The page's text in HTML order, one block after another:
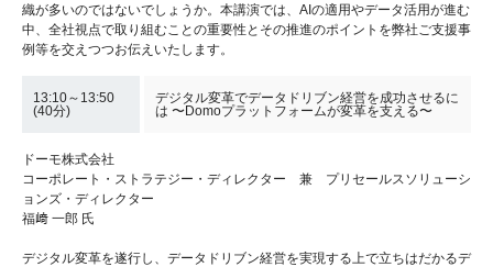
織が多いのではないでしょうか。本講演では、AIの適用やデータ活用が進む
中、全社視点で取り組むことの重要性とその推進のポイントを弊社ご支援事
例等を交えつつお伝えいたします。
13:10～13:50
(40分)
デジタル変革でデータドリブン経営を成功させるに
は 〜Domoプラットフォームが変革を支える〜
ドーモ株式会社
コーポレート・ストラテジー・ディレクター 兼 プリセールスソリューシ
ョンズ・ディレクター
福﨑 一郎 氏
デジタル変革を遂行し、データドリブン経営を実現する上で立ちはだかるデ